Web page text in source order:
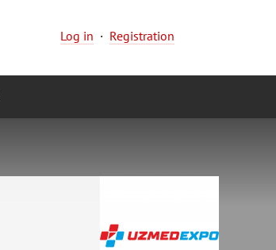
Log in · Registration